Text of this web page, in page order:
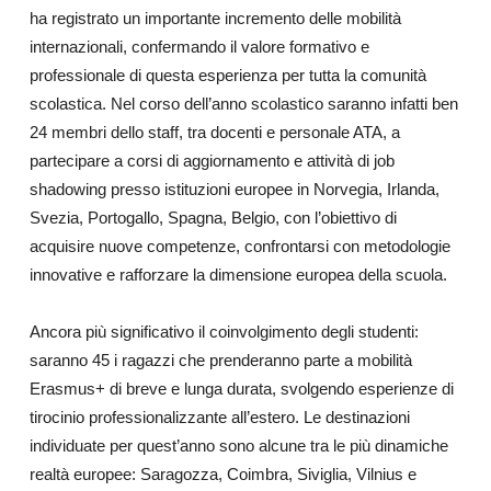
ha registrato un importante incremento delle mobilità
internazionali, confermando il valore formativo e
professionale di questa esperienza per tutta la comunità
scolastica. Nel corso dell’anno scolastico saranno infatti ben
24 membri dello staff, tra docenti e personale ATA, a
partecipare a corsi di aggiornamento e attività di job
shadowing presso istituzioni europee in Norvegia, Irlanda,
Svezia, Portogallo, Spagna, Belgio, con l’obiettivo di
acquisire nuove competenze, confrontarsi con metodologie
innovative e rafforzare la dimensione europea della scuola.
Ancora più significativo il coinvolgimento degli studenti:
saranno 45 i ragazzi che prenderanno parte a mobilità
Erasmus+ di breve e lunga durata, svolgendo esperienze di
tirocinio professionalizzante all’estero. Le destinazioni
individuate per quest’anno sono alcune tra le più dinamiche
realtà europee: Saragozza, Coimbra, Siviglia, Vilnius e